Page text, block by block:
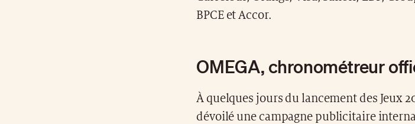
BPCE et Accor.
OMEGA, chronométreur
À quelques jours du lancement des Jeux
dévoilé une campagne publicitaire